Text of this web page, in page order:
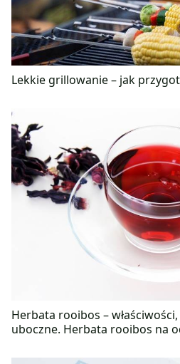
Lekkie grillowanie – jak
Herbata rooibos –
uboczne. Herbata rooibos na